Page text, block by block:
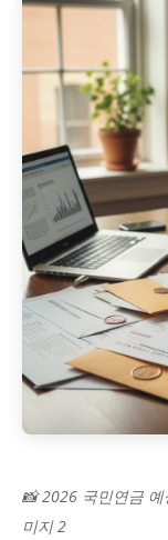
📸 2026 국민연금
미지 2